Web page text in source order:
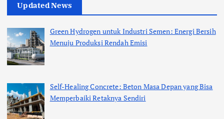
Updated News
Green Hydrogen untuk Industri Semen: Energi Bersih
Menuju Produksi Rendah Emisi
Self-Healing Concrete: Beton Masa Depan yang Bisa
Memperbaiki Retaknya Sendiri